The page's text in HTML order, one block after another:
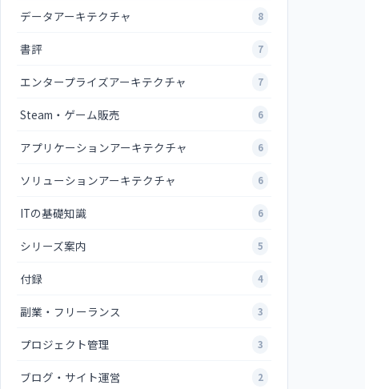
データアーキテクチャ 8
書評 7
エンタープライズアーキテクチャ 7
Steam・ゲーム販売 6
アプリケーションアーキテクチャ 6
ソリューションアーキテクチャ 6
ITの基礎知識 6
シリーズ案内 5
付録 4
副業・フリーランス 3
プロジェクト管理 3
ブログ・サイト運営 2